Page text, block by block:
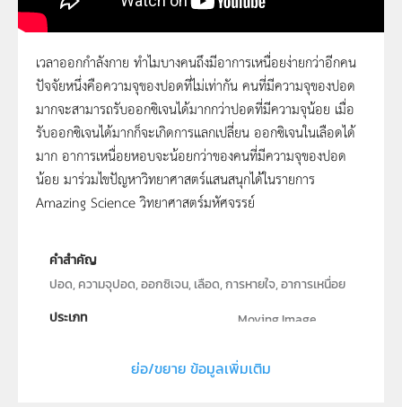
Amazing Science | Season 3 | ความจุปอด
เวลาออกกำลังกาย ทำไมบางคนถึงมีอาการเหนื่อยง่ายกว่าอีกคน
ปัจจัยหนึ่งคือความจุของปอดที่ไม่เท่ากัน คนที่มีความจุของปอด
มากจะสามารถรับออกซิเจนได้มากกว่าปอดที่มีความจุน้อย เมื่อ
รับออกซิเจนได้มากก็จะเกิดการแลกเปลี่ยน ออกซิเจนในเลือดได้
มาก อาการเหนื่อยหอบจะน้อยกว่าของคนที่มีความจุของปอด
น้อย มาร่วมไขปัญหาวิทยาศาสตร์แสนสนุกได้ในรายการ
Amazing Science วิทยาศาสตร์มหัศจรรย์
คำสำคัญ
ปอด, ความจุปอด, ออกซิเจน, เลือด, การหายใจ, อาการเหนื่อย
ประเภท
Moving Image
สถาบันส่งเสริมการสอนวิทยาศาสตร์และเทคโนโลยี (สสวท.)
ย่อ/ขยาย ข้อมูลเพิ่มเติม